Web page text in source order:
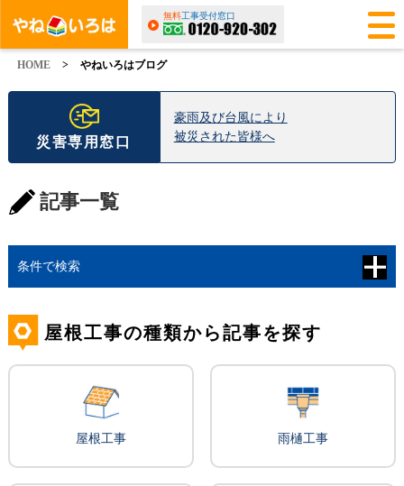
無料工事受付窓口
HOME > やねいろはブログ
災害専用窓口
豪雨及び台風により
被災された皆様へ
記事一覧
条件で検索
屋根工事の種類から記事を探す
屋根工事 雨樋工事